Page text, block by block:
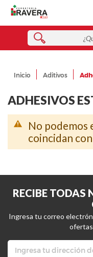
Inicio Aditivos
ADHESIVOS
No
coincidan
RECIBE TODAS
Ingresa tu correo